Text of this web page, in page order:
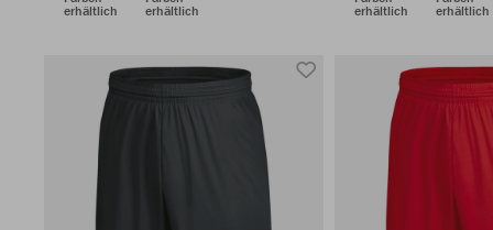
erhältlich
erhältlich
erhältlich
erhältlich